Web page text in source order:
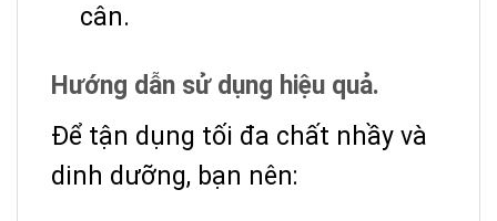
cân.
Hướng dẫn sử dụng hiệu quả.
Để tận dụng tối đa chất nhầy và
dinh dưỡng, bạn nên: